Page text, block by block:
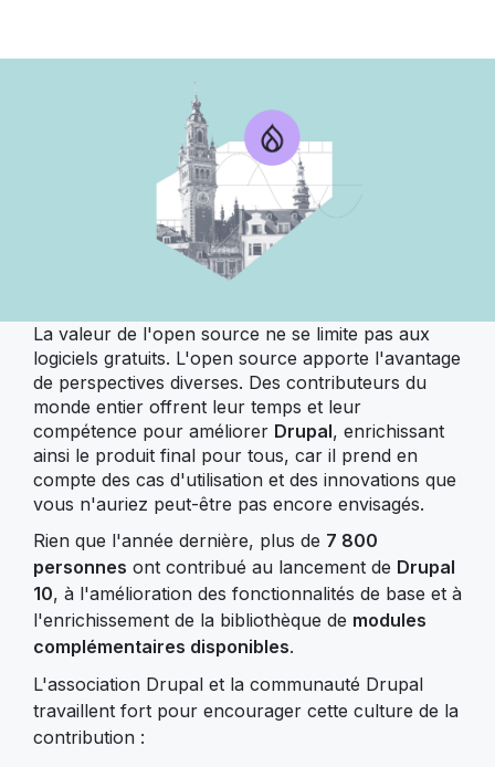
La valeur de l'open source ne se limite pas aux
logiciels gratuits. L'open source apporte l'avantage
de perspectives diverses. Des contributeurs du
monde entier offrent leur temps et leur
compétence pour améliorer Drupal, enrichissant
ainsi le produit final pour tous, car il prend en
compte des cas d'utilisation et des innovations que
vous n'auriez peut-être pas encore envisagés.
Rien que l'année dernière, plus de 7 800
personnes ont contribué au lancement de Drupal
10, à l'amélioration des fonctionnalités de base et à
l'enrichissement de la bibliothèque de modules
complémentaires disponibles.
L'association Drupal et la communauté Drupal
travaillent fort pour encourager cette culture de la
contribution :